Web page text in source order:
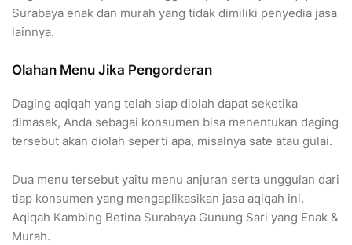
Surabaya enak dan murah yang tidak dimiliki penyedia jasa
lainnya.
Olahan Menu Jika Pengorderan
Daging aqiqah yang telah siap diolah dapat seketika
dimasak, Anda sebagai konsumen bisa menentukan daging
tersebut akan diolah seperti apa, misalnya sate atau gulai.
Dua menu tersebut yaitu menu anjuran serta unggulan dari
tiap konsumen yang mengaplikasikan jasa aqiqah ini.
Aqiqah Kambing Betina Surabaya Gunung Sari yang Enak &
Murah.